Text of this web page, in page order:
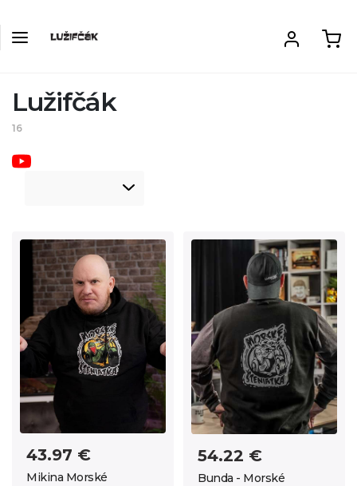
Lužifčák
16
43.97 €
Mikina Morské
54.22 €
Bunda - Morské